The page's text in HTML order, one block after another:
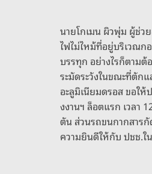
นายโกเมน ผิวพุ่ม ผู้ช่ว
ไฟไม่ไหม้ที่อยู่บริเวณก
บรรทุก อย่างไรก็ตาม
ระมัดระวังในขณะที่ตัก
อะลูมิเนียมดรอส ขอให้
งงานฯ ล็อตแรก เวลา
ตัน ส่วนรถขนกากสาร
ความยินดีให้กับ ปชช.ใ